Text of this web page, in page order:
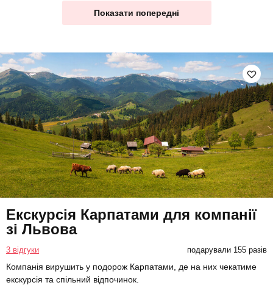
Показати попередні
Екскурсія Карпатами для компанії
зі Львова
3 відгуки подарували 155 разів
Компанія вирушить у подорож Карпатами, де на них чекатиме
екскурсія та спільний відпочинок.